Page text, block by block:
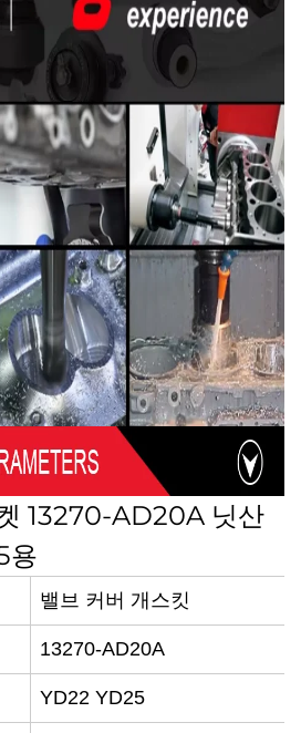
13270-AD20A 닛산
용
밸브 커버 개스킷
13270-AD20A
YD22 YD25